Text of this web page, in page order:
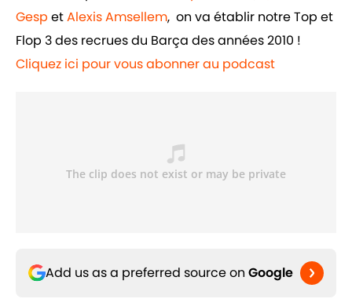
Gesp etAlexis Amsellem, on va établir notre Top et
Flop 3 des recrues du Barça des années 2010 !
Cliquez ici pour vous abonner au podcast
Add us as a preferred source on Google